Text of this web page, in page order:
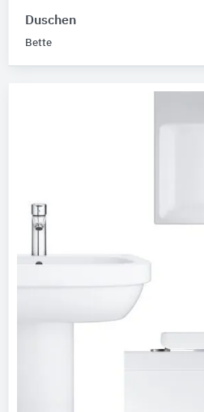
Duschen
Bette